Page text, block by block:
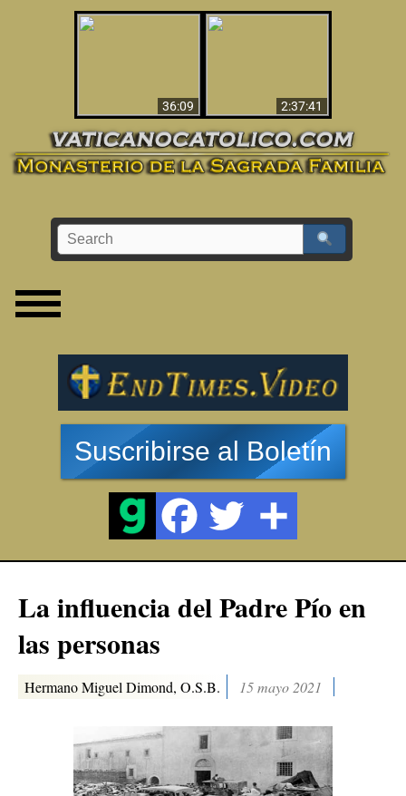
36:09
2:37:41
Suscribirse al Boletín
La influencia del Padre Pío en
las personas
Hermano Miguel Dimond, O.S.B. 15 mayo 2021